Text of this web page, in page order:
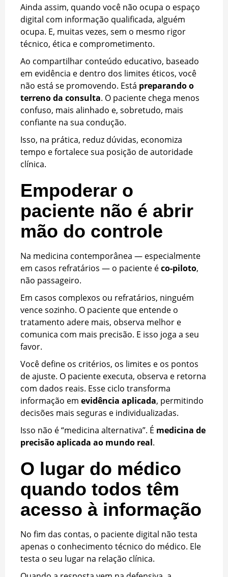
Ainda assim, quando você não ocupa o espaço
digital com informação qualificada, alguém
ocupa. E, muitas vezes, sem o mesmo rigor
técnico, ética e comprometimento.
Ao compartilhar conteúdo educativo, baseado
em evidência e dentro dos limites éticos, você
não está se promovendo. Está preparando o
terreno da consulta. O paciente chega menos
confuso, mais alinhado e, sobretudo, mais
confiante na sua condução.
Isso, na prática, reduz dúvidas, economiza
tempo e fortalece sua posição de autoridade
clínica.
Empoderar o
paciente não é abrir
mão do controle
Na medicina contemporânea — especialmente
em casos refratários — o paciente éco-piloto,
não passageiro.
Em casos complexos ou refratários, ninguém
vence sozinho. O paciente que entende o
tratamento adere mais, observa melhor e
comunica com mais precisão. E isso joga a seu
favor.
Você define os critérios, os limites e os pontos
de ajuste. O paciente executa, observa e retorna
com dados reais. Esse ciclo transforma
informação em evidência aplicada, permitindo
decisões mais seguras e individualizadas.
Isso não é “medicina alternativa”. É medicina de
precisão aplicada ao mundo real.
O lugar do médico
quando todos têm
acesso à informação
No fim das contas, o paciente digital não testa
apenas o conhecimento técnico do médico. Ele
testa o seu lugar na relação clínica.